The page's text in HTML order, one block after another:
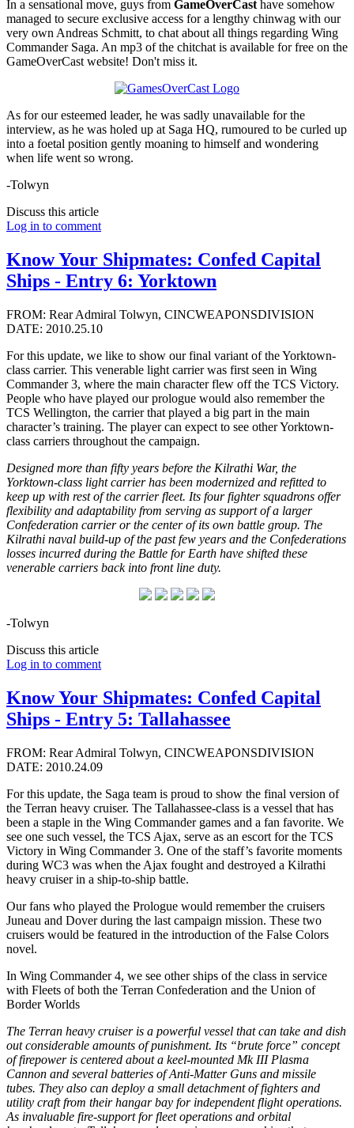
In a sensational move, guys from GameOverCast have somehow
managed to secure exclusive access for a lengthy chinwag with our
very own Andreas Schmitt, to chat about all things regarding Wing
Commander Saga. An mp3 of the chitchat is available for free on the
GameOverCast website! Don't miss it.
As for our esteemed leader, he was sadly unavailable for the
interview, as he was holed up at Saga HQ, rumoured to be curled up
into a foetal position gently moaning to himself and wondering
when life went so wrong.
-Tolwyn
Discuss this article
Log in to comment
Know Your Shipmates: Confed Capital
Ships - Entry 6: Yorktown
FROM: Rear Admiral Tolwyn, CINCWEAPONSDIVISION
DATE: 2010.25.10
For this update, we like to show our final variant of the Yorktown-
class carrier. This venerable light carrier was first seen in Wing
Commander 3, where the main character flew off the TCS Victory.
People who have played our prologue would also remember the
TCS Wellington, the carrier that played a big part in the main
character’s training. The player can expect to see other Yorktown-
class carriers throughout the campaign.
Designed more than fifty years before the Kilrathi War, the
Yorktown-class light carrier has been modernized and refitted to
keep up with rest of the carrier fleet. Its four fighter squadrons offer
flexibility and adaptability from serving as support of a larger
Confederation carrier or the center of its own battle group. The
Kilrathi naval build-up of the past few years and the Confederations
losses incurred during the Battle for Earth have shifted these
venerable carriers back into front line duty.
-Tolwyn
Discuss this article
Log in to comment
Know Your Shipmates: Confed Capital
Ships - Entry 5: Tallahassee
FROM: Rear Admiral Tolwyn, CINCWEAPONSDIVISION
DATE: 2010.24.09
For this update, the Saga team is proud to show the final version of
the Terran heavy cruiser. The Tallahassee-class is a vessel that has
been a staple in the Wing Commander games and a fan favorite. We
see one such vessel, the TCS Ajax, serve as an escort for the TCS
Victory in Wing Commander 3. One of the staff’s favorite moments
during WC3 was when the Ajax fought and destroyed a Kilrathi
heavy cruiser in a ship-to-ship battle.
Our fans who played the Prologue would remember the cruisers
Juneau and Dover during the last campaign mission. These two
cruisers would be featured in the introduction of the False Colors
novel.
In Wing Commander 4, we see other ships of the class in service
with Fleets of both the Terran Confederation and the Union of
Border Worlds
The Terran heavy cruiser is a powerful vessel that can take and dish
out considerable amounts of punishment. Its “brute force” concept
of firepower is centered about a keel-mounted Mk III Plasma
Cannon and several batteries of Anti-Matter Guns and missile
tubes. They also can deploy a small detachment of fighters and
utility craft from their hangar bay for independent flight operations.
As invaluable fire-support for fleet operations and orbital